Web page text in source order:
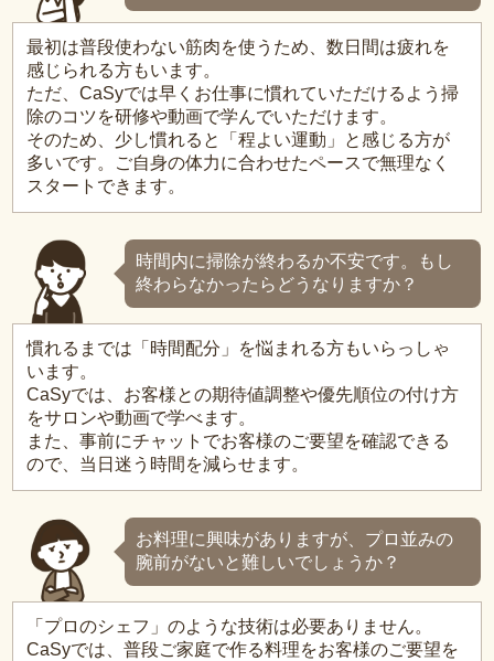
最初は普段使わない筋肉を使うため、数日間は疲れを
感じられる方もいます。
ただ、CaSyでは早くお仕事に慣れていただけるよう掃
除のコツを研修や動画で学んでいただけます。
そのため、少し慣れると「程よい運動」と感じる方が
多いです。ご自身の体力に合わせたペースで無理なく
スタートできます。
時間内に掃除が終わるか不安です。もし
終わらなかったらどうなりますか？
慣れるまでは「時間配分」を悩まれる方もいらっしゃ
います。
CaSyでは、お客様との期待値調整や優先順位の付け方
をサロンや動画で学べます。
また、事前にチャットでお客様のご要望を確認できる
ので、当日迷う時間を減らせます。
お料理に興味がありますが、プロ並みの
腕前がないと難しいでしょうか？
「プロのシェフ」のような技術は必要ありません。
CaSyでは、普段ご家庭で作る料理をお客様のご要望を